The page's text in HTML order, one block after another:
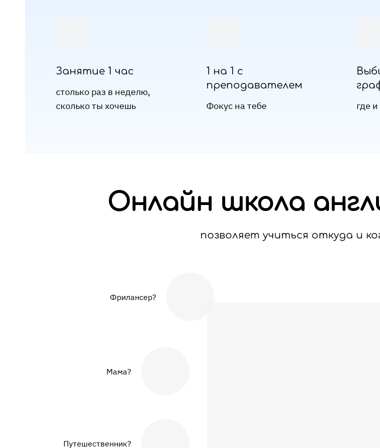
Занятие 1 час
столько раз в неделю,
сколько ты хочешь
1 на 1 с
преподавателем
Фокус на тебе
где
Онлайн школа
позволяет учиться откуда и
Фрилансер?
Мама?
Путешественник?